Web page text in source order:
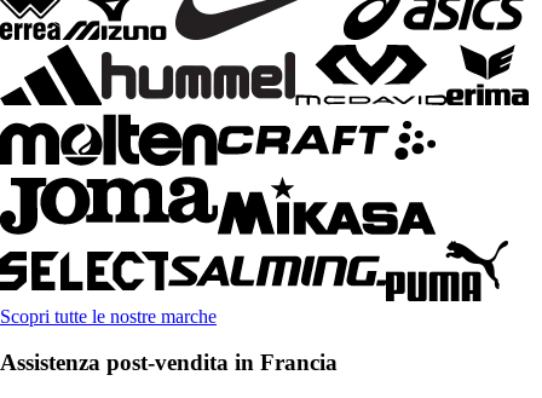
Scopri tutte le nostre marche
Assistenza post-vendita in Francia